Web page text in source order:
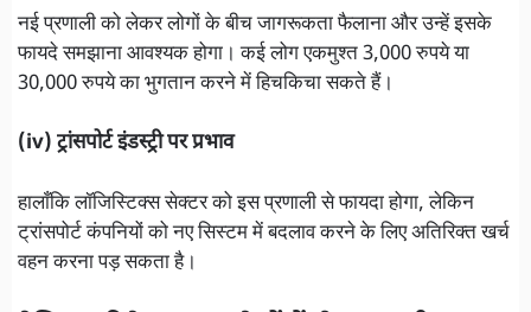
नई प्रणाली को लेकर लोगों के बीच जागरूकता फैलाना और उन्हें इसके
फायदे समझाना आवश्यक होगा। कई लोग एकमुश्त 3,000 रुपये या
30,000 रुपये का भुगतान करने में हिचकिचा सकते हैं।
(iv) ट्रांसपोर्ट इंडस्ट्री पर प्रभाव
हालाँकि लॉजिस्टिक्स सेक्टर को इस प्रणाली से फायदा होगा, लेकिन
ट्रांसपोर्ट कंपनियों को नए सिस्टम में बदलाव करने के लिए अतिरिक्त खर्च
वहन करना पड़ सकता है।